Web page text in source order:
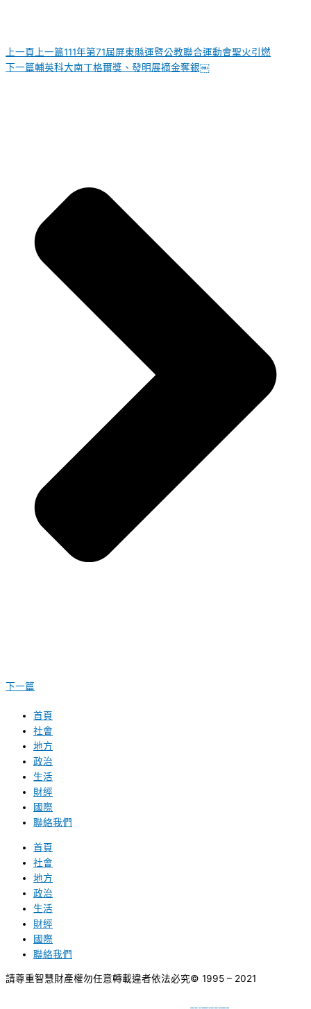
上一頁 上一篇111年第71屆屏東縣運暨公教聯合運動會聖火引燃
下一篇輔英科大南丁格爾獎、發明展摘金奪銀￼
下一篇
首頁
社會
地方
政治
生活
財經
國際
聯絡我們
首頁
社會
地方
政治
生活
財經
國際
聯絡我們
請尊重智慧財產權勿任意轉載違者依法必究© 1995 – 2021